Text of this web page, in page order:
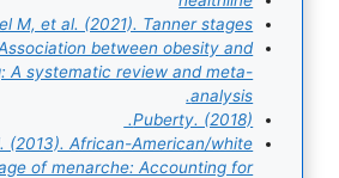
M, et al. (2021). Tanner stages.
between obesity and
A systematic review and meta-
analysis.
Puberty. (2018).
(2013). African-American/white
of menarche: Accounting for